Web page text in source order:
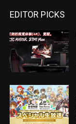
EDITOR PICKS